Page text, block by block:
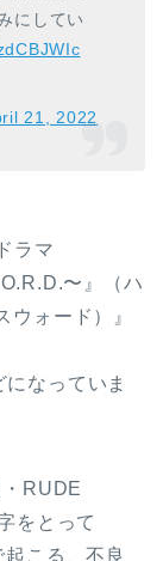
にしてい
21, 2022
ラマ
〜』（ハ
ウォード）』
なっていま
RUDE
をとって
こる、不良